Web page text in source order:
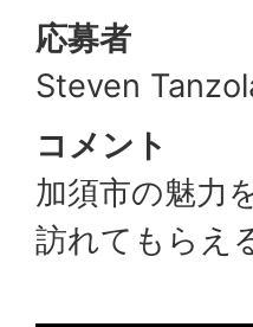
応募者
Steven
コメント
加須市の魅力
訪れてもらえ